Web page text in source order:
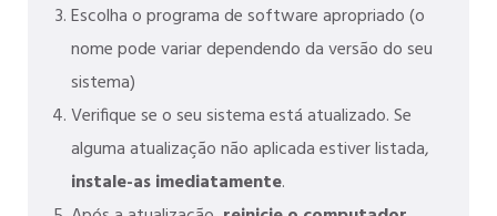
Escolha o programa de software apropriado (o
nome pode variar dependendo da versão do seu
sistema)
Verifique se o seu sistema está atualizado. Se
alguma atualização não aplicada estiver listada,
instale-as imediatamente.